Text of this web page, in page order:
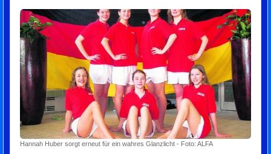
Hannah Huber sorgt erneut für ein wahres Glanzlicht - Foto: ALFA